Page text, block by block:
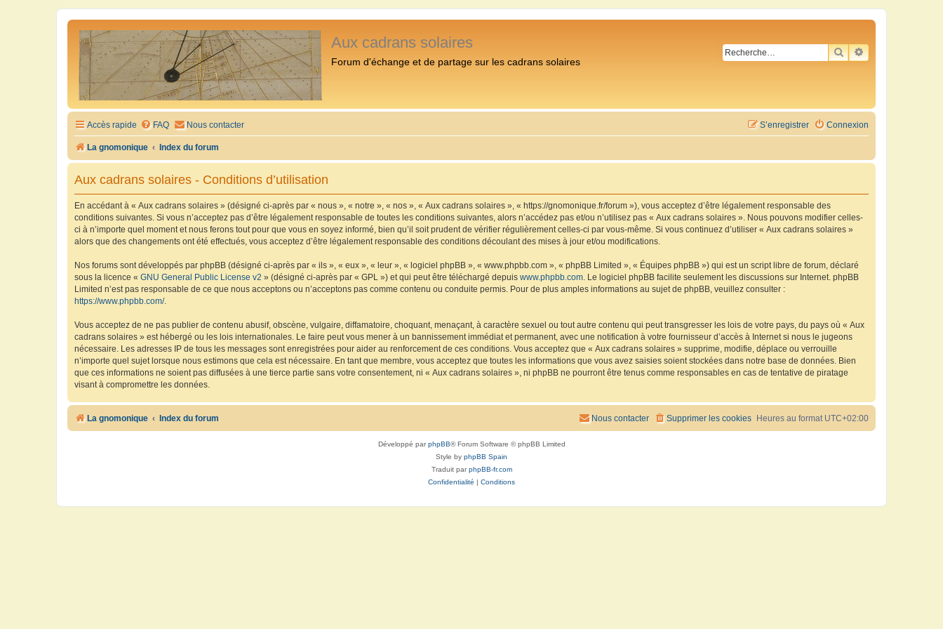
Aux cadrans solaires
Forum d'échange et de partage sur les cadrans solaires
RECHERCHER
RECHERCHE
Accès rapide FAQ Nous contacter Connexion
S’enregistrer
La gnomonique Index du forum
Aux cadrans solaires - Conditions d’utilisation
En accédant à « Aux cadrans solaires » (désigné ci-après par « nous », « notre », « nos », « Aux cadrans solaires », « https://gnomonique.fr/forum »), vous acceptez d’être légalement responsable des
conditions suivantes. Si vous n’acceptez pas d’être légalement responsable de toutes les conditions suivantes, alors n’accédez pas et/ou n’utilisez pas « Aux cadrans solaires ». Nous pouvons modifier celles-
ci à n’importe quel moment et nous ferons tout pour que vous en soyez informé, bien qu’il soit prudent de vérifier régulièrement celles-ci par vous-même. Si vous continuez d’utiliser « Aux cadrans solaires »
alors que des changements ont été effectués, vous acceptez d’être légalement responsable des conditions découlant des mises à jour et/ou modifications.
Nos forums sont développés par phpBB (désigné ci-après par « ils », « eux », « leur », « logiciel phpBB », « www.phpbb.com », « phpBB Limited », « Équipes phpBB ») qui est un script libre de forum, déclaré
sous la licence « GNU General Public License v2 » (désigné ci-après par « GPL ») et qui peut être téléchargé depuis www.phpbb.com. Le logiciel phpBB facilite seulement les discussions sur Internet. phpBB
Limited n’est pas responsable de ce que nous acceptons ou n’acceptons pas comme contenu ou conduite permis. Pour de plus amples informations au sujet de phpBB, veuillez consulter :
https://www.phpbb.com/.
Vous acceptez de ne pas publier de contenu abusif, obscène, vulgaire, diffamatoire, choquant, menaçant, à caractère sexuel ou tout autre contenu qui peut transgresser les lois de votre pays, du pays où « Aux
cadrans solaires » est hébergé ou les lois internationales. Le faire peut vous mener à un bannissement immédiat et permanent, avec une notification à votre fournisseur d’accès à Internet si nous le jugeons
nécessaire. Les adresses IP de tous les messages sont enregistrées pour aider au renforcement de ces conditions. Vous acceptez que « Aux cadrans solaires » supprime, modifie, déplace ou verrouille
n’importe quel sujet lorsque nous estimons que cela est nécessaire. En tant que membre, vous acceptez que toutes les informations que vous avez saisies soient stockées dans notre base de données. Bien
que ces informations ne soient pas diffusées à une tierce partie sans votre consentement, ni « Aux cadrans solaires », ni phpBB ne pourront être tenus comme responsables en cas de tentative de piratage
visant à compromettre les données.
La gnomonique Index du forum Heures au format UTC+02:00
Supprimer les cookies
Nous contacter
Développé parphpBB® Forum Software © phpBB Limited
Style by phpBB Spain
Traduit parphpBB-fr.com
Confidentialité
Conditions